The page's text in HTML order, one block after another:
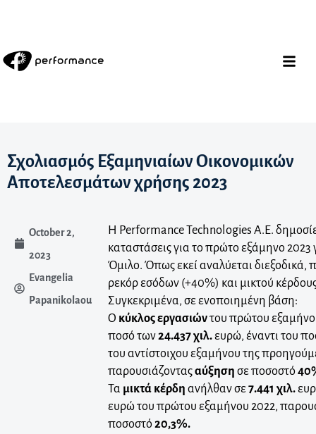
Σχολιασμός Εξαμηνιαίων Οικονομικών
Αποτελεσμάτων χρήσης 2023
October 2,
2023
Evangelia
Papanikolaou
Η Performance Technologies A.E.
καταστάσεις για το πρώτο εξάμηνο 2023
Όμιλο. Όπως εκεί αναλύεται διεξοδικά,
ρεκόρ εσόδων (+40%) και μικτού
Συγκεκριμένα, σε ενοποιημένη βάση:
Ο κύκλος εργασιώντου πρώτου
ποσό των24.437 χιλ.ευρώ, έναντι του
του αντίστοιχου εξαμήνου της
παρουσιάζονταςαύξηση σε ποσοστό
Τα μικτά κέρδη ανήλθαν σε7.441 χιλ.
ευρώ του πρώτου εξαμήνου 2022,
ποσοστό20,3%.